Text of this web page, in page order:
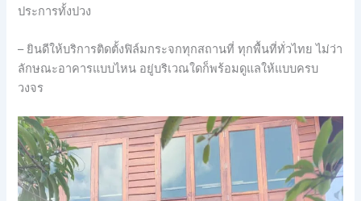
ประการทั้งปวง
– ยินดีให้บริการติดตั้งฟิล์มกระจกทุกสถานที่ ทุกพื้นที่ทั่วไทย ไม่ว่า
ลักษณะอาคารแบบไหน อยู่บริเวณใดก็พร้อมดูแลให้แบบครบ
วงจร